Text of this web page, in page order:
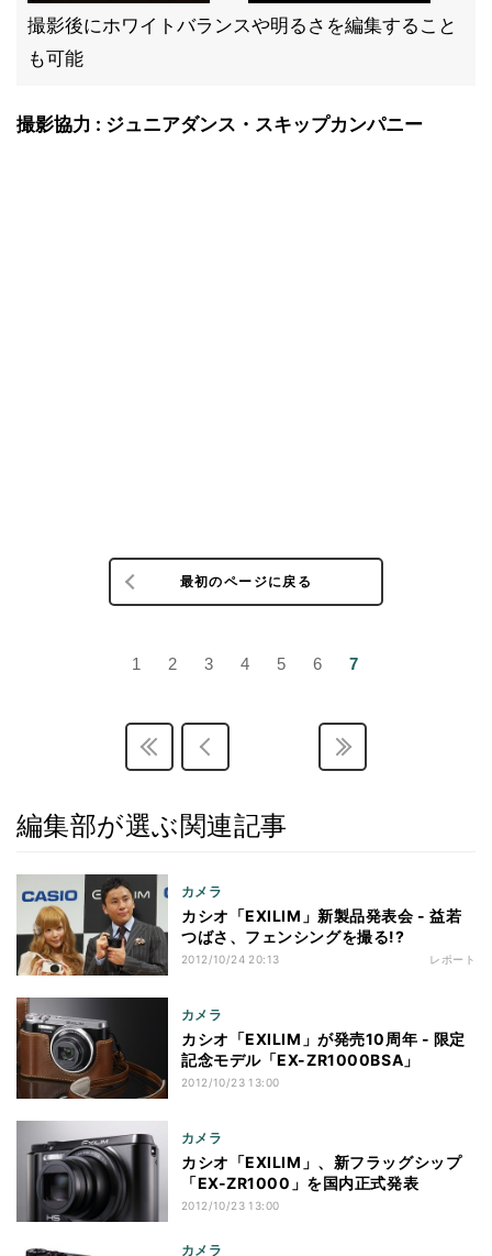
撮影後にホワイトバランスや明るさを編集すること
も可能
撮影協力 : ジュニアダンス・スキップカンパニー
最初のページに戻る
1 2 3 4 5 6 7
編集部が選ぶ関連記事
カメラ
カシオ「EXILIM」新製品発表会 - 益若
つばさ、フェンシングを撮る!?
2012/10/24 20:13 レポート
カメラ
カシオ「EXILIM」が発売10周年 - 限定
記念モデル「EX-ZR1000BSA」
2012/10/23 13:00
カメラ
カシオ「EXILIM」、新フラッグシップ
「EX-ZR1000」を国内正式発表
2012/10/23 13:00
カメラ